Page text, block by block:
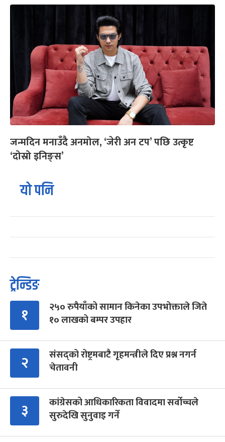
जन्मदिन मनाउँदै अनमोल, ‘जेरी अन टप’ पछि उत्कृष्ट
‘दोस्रो इनिङ्स’
यो पनि
ट्रेन्डिङ
१
२५० रुपैयाँको सामान किनेका उपभोक्ताले जिते
१० लाखको बम्पर उपहार
२
संसद्को रोष्ट्रमबाटै गृहमन्त्रीले दिए प्रश्न नगर्न
चेतावनी
३
कांग्रेसको आधिकारिकता विवादमा सर्वोच्चले
सुरुदेखि सुनुवाइ गर्ने